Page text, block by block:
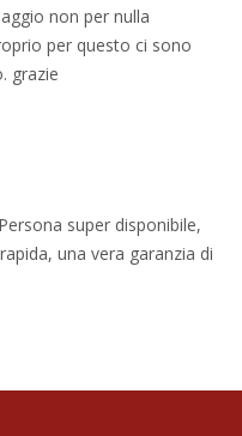
non per nulla
per questo ci sono
grazie
super disponibile,
una vera garanzia di